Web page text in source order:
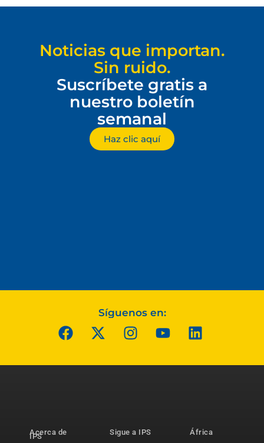
Noticias que importan.
Sin ruido.
Suscríbete gratis a
nuestro boletín
semanal
Haz clic aquí
Síguenos en:
Acerca de
IPS
Sigue a IPS
África